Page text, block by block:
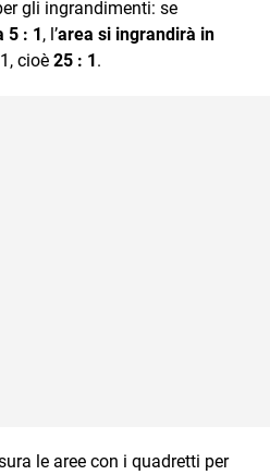
gli ingrandimenti: se
5 : 1, l’area si ingrandirà in
cioè 25 : 1.
le aree con i quadretti per